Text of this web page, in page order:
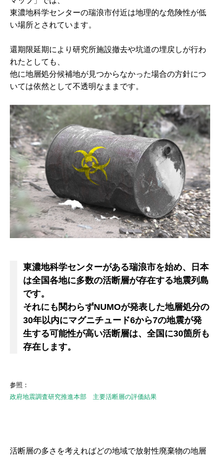
東濃地科学センターの瑞浪市付近は地理的な危険性が低
い場所とされています。
還期限延期により研究所施設撤去や坑道の埋戻しが行わ
れたとしても、
他に地層処分候補地が見つからなかった場合の方針につ
いては依然として不透明なままです。
東濃地科学センターがある瑞浪市を始め、日本
は全国各地に多数の活断層が存在する地震列島
です。
それにも関わらずNUMOが発表した地層処分の
30年以内にマグニチュード6から7の地震が発
生する可能性が高い活断層は、全国に30箇所も
存在します。
参照：
政府地震調査研究推進本部 主要活断層の評価結果
活断層の多さを考えればどの地域で放射性廃棄物の地層